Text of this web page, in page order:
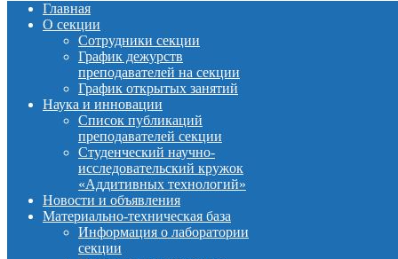
Главная
О секции
Сотрудники секции
График дежурств
преподавателей на секции
График открытых занятий
Наука и инновации
Список публикаций
преподавателей секции
Студенческий научно-
исследовательский кружок
«Аддитивных технологий»
Новости и объявления
Материально-техническая база
Информация о лаборатории
секции